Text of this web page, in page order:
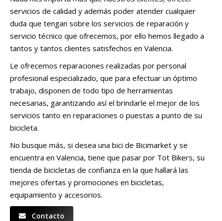
servicios de calidad y además poder atender cualquier
duda que tengan sobre los servicios de reparación y
servicio técnico que ofrecemos, por ello hemos llegado a
tantos y tantos clientes satisfechos en Valencia.
Le ofrecemos reparaciones realizadas por personal
profesional especializado, que para efectuar un óptimo
trabajo, disponen de todo tipo de herramientas
necesarias, garantizando así el brindarle el mejor de los
servicios tanto en reparaciones o puestas a punto de su
bicicleta.
No busque más, si desea una bici de Bicimarket y se
encuentra en Valencia, tiene que pasar por Tot Bikers, su
tienda de bicicletas de confianza en la que hallará las
mejores ofertas y promociones en bicicletas,
equipamiento y accesorios.
Contacto